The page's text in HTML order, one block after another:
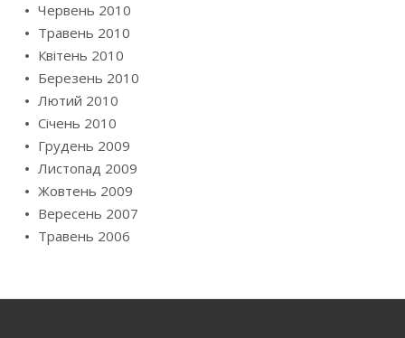
Червень 2010
Травень 2010
Квітень 2010
Березень 2010
Лютий 2010
Січень 2010
Грудень 2009
Листопад 2009
Жовтень 2009
Вересень 2007
Травень 2006